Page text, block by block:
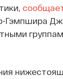
Гэмпшира